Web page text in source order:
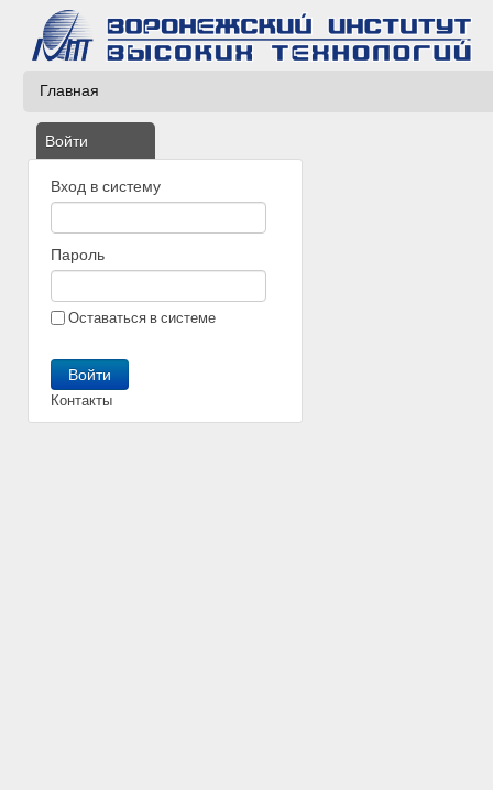
Главная
Войти
Вход в систему
Пароль
Оставаться в системе
Контакты